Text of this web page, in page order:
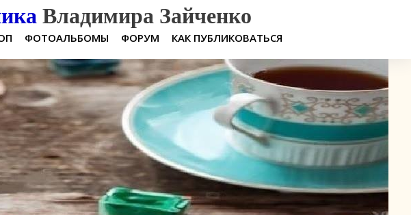
Владимира Зайченко
ФОТОАЛЬБОМЫ ФОРУМ КАК ПУБЛИКОВАТЬСЯ